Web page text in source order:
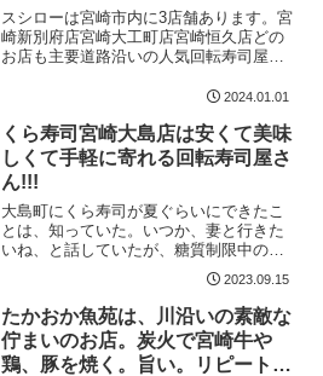
スシローは宮崎市内に3店舗あります。宮
崎新別府店宮崎大工町店宮崎恒久店どの
お店も主要道路沿いの人気回転寿司屋さ
なります。スシロー 宮崎新別府店 基本情
4400【通...
2024.01.01
くら寿司宮崎大島店は安くて美味
しくて手軽に寄れる回転寿司屋さ
ん!!!
大島町にくら寿司が夏ぐらいにできたこ
とは、知っていた。いつか、妻と行きた
いね、と話していたが、糖質制限中の身
（最近、結構食べているが）。寿司はも
う10ヶ月以上食べていなかった
ttps://tabelog.com/miyazaki/A4501...
2023.09.15
たかおか魚苑は、川沿いの素敵な
佇まいのお店。炭火で宮崎牛や
鶏、豚を焼く。旨い。リピートし